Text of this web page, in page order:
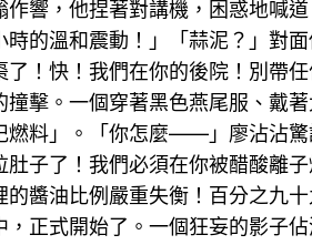
響，他捏著對講機，困惑地喊
的溫和震動！」「蒜泥？」對
！快！我們在你的後院！別
擊。一個穿著黑色燕尾服、戴
料」。「你怎麼——」廖沾沾
子了！我們必須在你被醋酸離
醬油比例嚴重失衡！百分之九
正式開始了。一個狂妄的影子